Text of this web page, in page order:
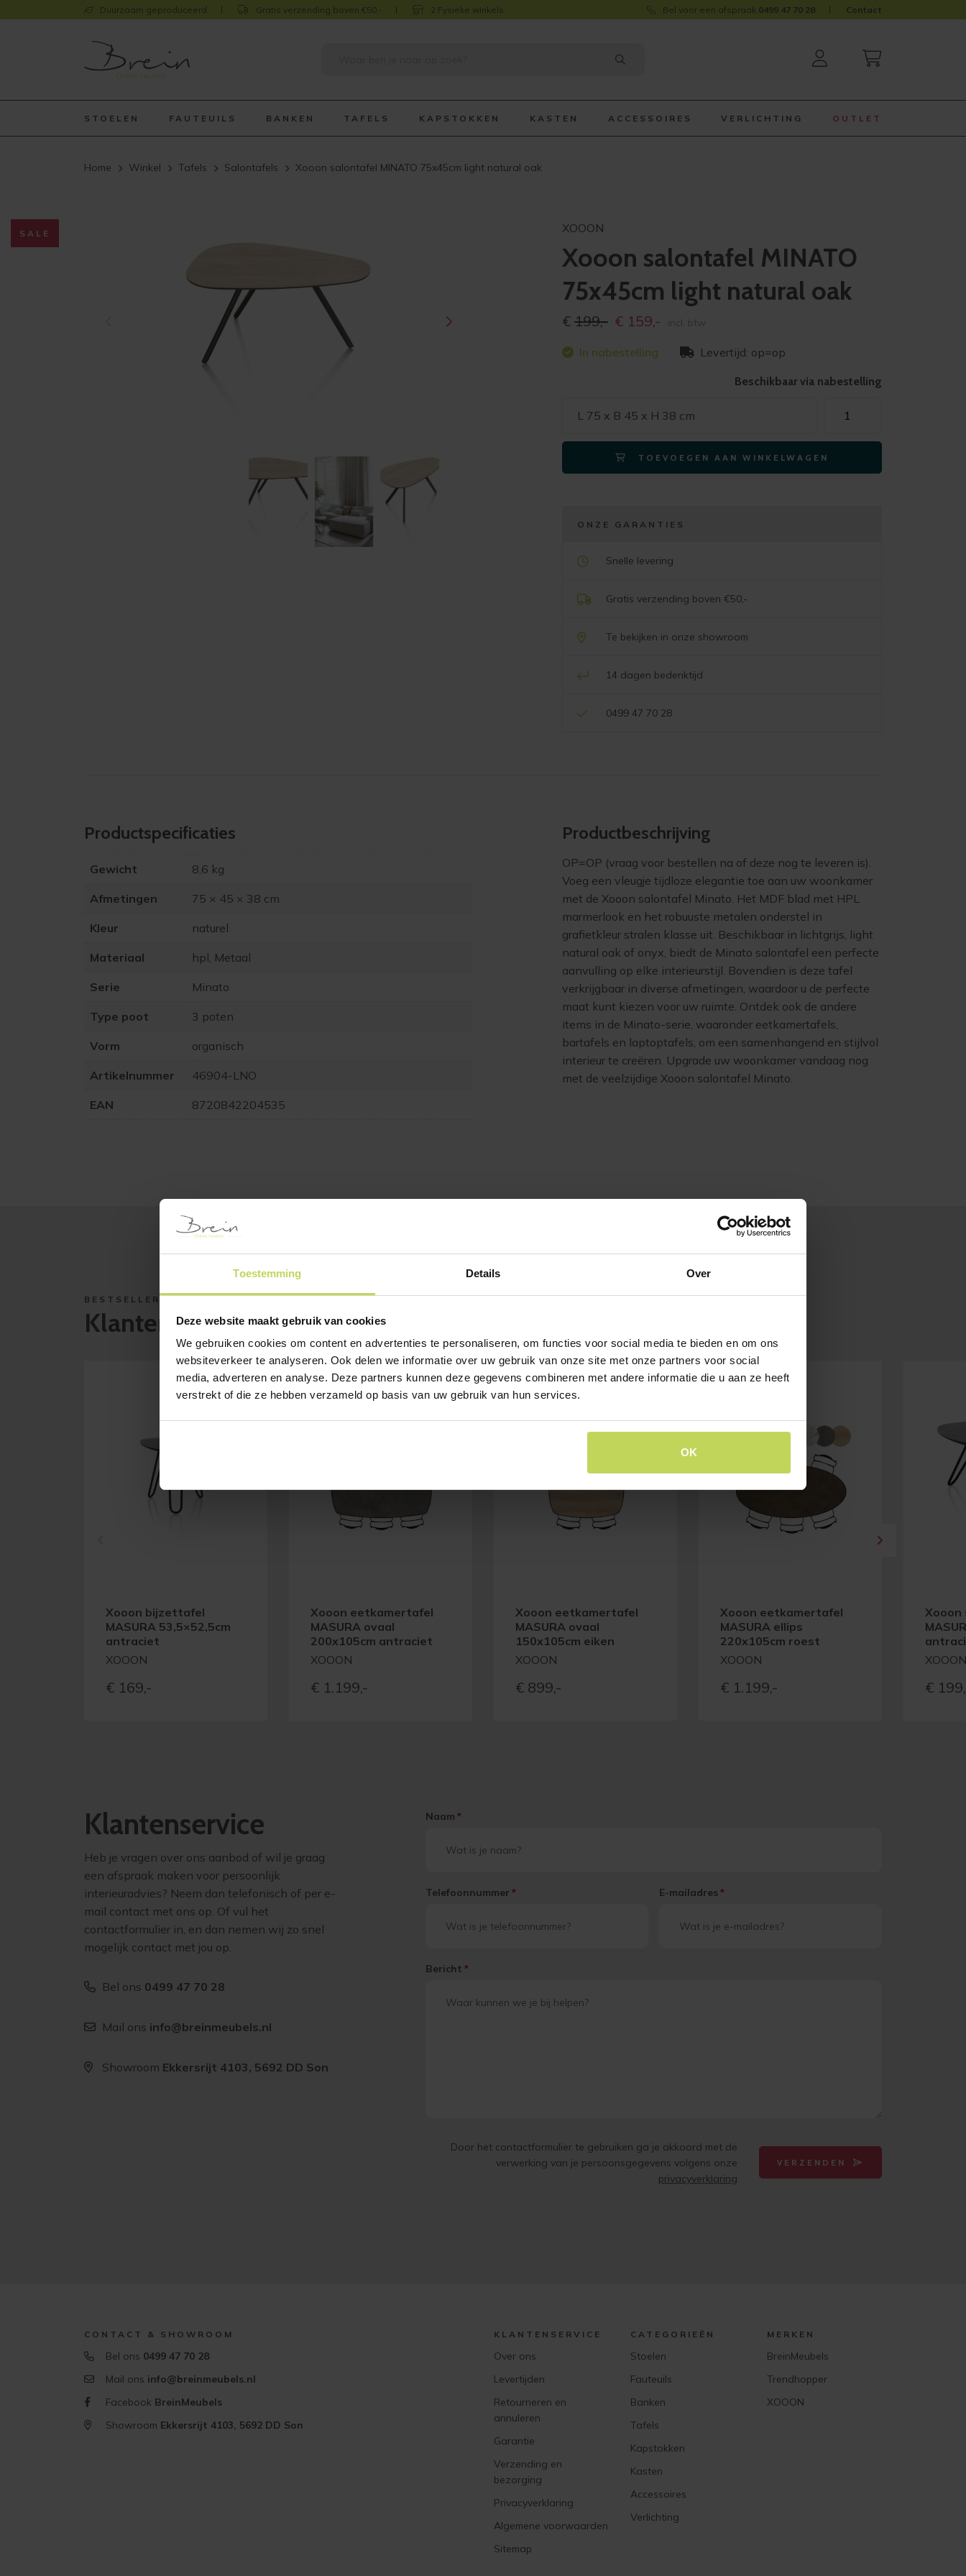
Toestemming Details Over
Deze website maakt gebruik van cookies
We gebruiken cookies om content en advertenties te personaliseren, om functies voor social media te bieden en om ons
websiteverkeer te analyseren. Ook delen we informatie over uw gebruik van onze site met onze partners voor social
media, adverteren en analyse. Deze partners kunnen deze gegevens combineren met andere informatie die u aan ze heeft
verstrekt of die ze hebben verzameld op basis van uw gebruik van hun services.
OK
Duurzaam geproduceerd Gratis verzending boven €50,- 2 Fysieke winkels Bel voor een afspraak 0499 47 70 28 Contact
STOELEN FAUTEUILS BANKEN TAFELS KAPSTOKKEN KASTEN ACCESSOIRES VERLICHTING OUTLET
Home Winkel Tafels Salontafels Xooon salontafel MINATO 75x45cm light natural oak
SALE XOOON
Xooon salontafel MINATO
75x45cm light natural oak
€ 199,- Oorspronkelijke
was:
€ 159,-
In nabestelling Levertijd: op=op
Beschikbaar via nabestelling
L 75 x B 45 x H 38 cm
salontafel
MINATO
75x45cm
light
TOEVOEGEN AAN WINKELWAGEN
ONZE GARANTIES
Snelle levering
Gratis verzending boven €50,-
Te bekijken in onze showroom
14 dagen bedenktijd
0499 47 70 28
Product­specificaties
Gewicht 8,6 kg
Afmetingen 75 × 45 × 38 cm
Kleur naturel
Materiaal hpl, Metaal
Serie Minato
Type poot 3 poten
Vorm organisch
Artikelnummer 46904-LNO
EAN 8720842204535
Product­beschrijving
OP=OP (vraag voor bestellen na of deze nog te leveren is).
Voeg een vleugje tijdloze elegantie toe aan uw woonkamer
met de Xooon salontafel Minato. Het MDF blad met HPL
marmerlook en het robuuste metalen onderstel in
grafietkleur stralen klasse uit. Beschikbaar in lichtgrijs, light
natural oak of onyx, biedt de Minato salontafel een perfecte
aanvulling op elke interieurstijl. Bovendien is deze tafel
verkrijgbaar in diverse afmetingen, waardoor u de perfecte
maat kunt kiezen voor uw ruimte. Ontdek ook de andere
items in de Minato-serie, waaronder eetkamertafels,
bartafels en laptoptafels, om een samenhangend en stijlvol
interieur te creëren. Upgrade uw woonkamer vandaag nog
met de veelzijdige Xooon salontafel Minato.
BESTSELLERS
Klanten bekeken ook
Xooon bijzettafel
MASURA 53,5×52,5cm
antraciet
XOOON
€ 169,-
Xooon eetkamertafel
MASURA ovaal
200x105cm antraciet
XOOON
€ 1.199,-
Xooon eetkamertafel
MASURA ovaal
150x105cm eiken
XOOON
€ 899,-
Xooon eetkamertafel
MASURA ellips
220x105cm roest
XOOON
€ 1.199,-
XOOON
€
Klantenservice
Heb je vragen over ons aanbod of wil je graag
een afspraak maken voor persoonlijk
interieuradvies? Neem dan telefonisch of per e-
mail contact met ons op. Of vul het
contactformulier in, en dan nemen wij zo snel
mogelijk contact met jou op.
Bel ons 0499 47 70 28
Mail ons info@breinmeubels.nl
Showroom Ekkersrijt 4103, 5692 DD Son
Naam *
Telefoonnummer * E-mailadres *
Bericht *
Door het contactformulier te gebruiken ga je akkoord met de
verwerking van je persoonsgegevens volgens onze
privacyverklaring
VERZENDEN
CONTACT & SHOWROOM
Bel ons 0499 47 70 28
Mail ons info@breinmeubels.nl
Facebook BreinMeubels
Showroom Ekkersrijt 4103, 5692 DD Son
KLANTENSERVICE
Over ons
Levertijden
Retourneren en
annuleren
Garantie
Verzending en
bezorging
Privacyverklaring
Algemene voorwaarden
Sitemap
CATEGORIEËN
Stoelen
Fauteuils
Banken
Tafels
Kapstokken
Kasten
Accessoires
Verlichting
MERKEN
BreinMeubels
Trendhopper
XOOON